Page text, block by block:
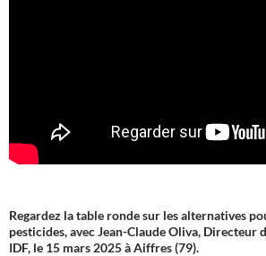
Regardez la table ronde sur les alternatives
pesticides, avec Jean-Claude Oliva, Directeur
IDF, le 15 mars 2025 à Aiffres (79).